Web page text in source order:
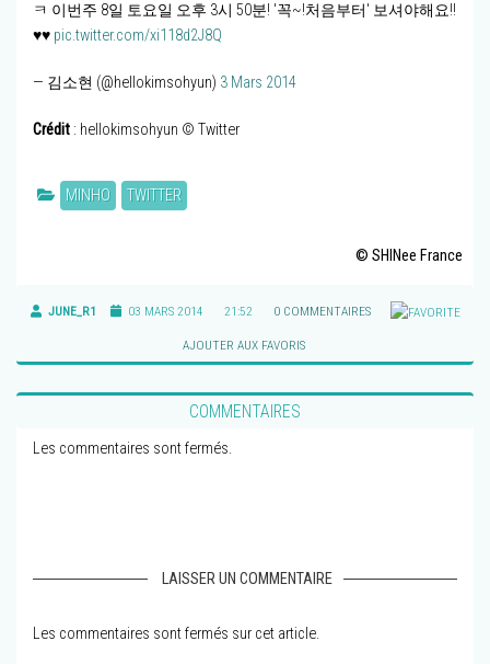
ㅋ 이번주 8일 토요일 오후 3시 50분! '꼭~!처음부터' 보셔야해요!!
♥♥ pic.twitter.com/xi118d2J8Q
— 김소현 (@hellokimsohyun) 3 Mars 2014
Crédit : hellokimsohyun © Twitter
MINHO TWITTER
© SHINee France
JUNE_R1 03 MARS 2014 21:52 0 COMMENTAIRES
AJOUTER AUX FAVORIS
COMMENTAIRES
Les commentaires sont fermés.
LAISSER UN COMMENTAIRE
Les commentaires sont fermés sur cet article.